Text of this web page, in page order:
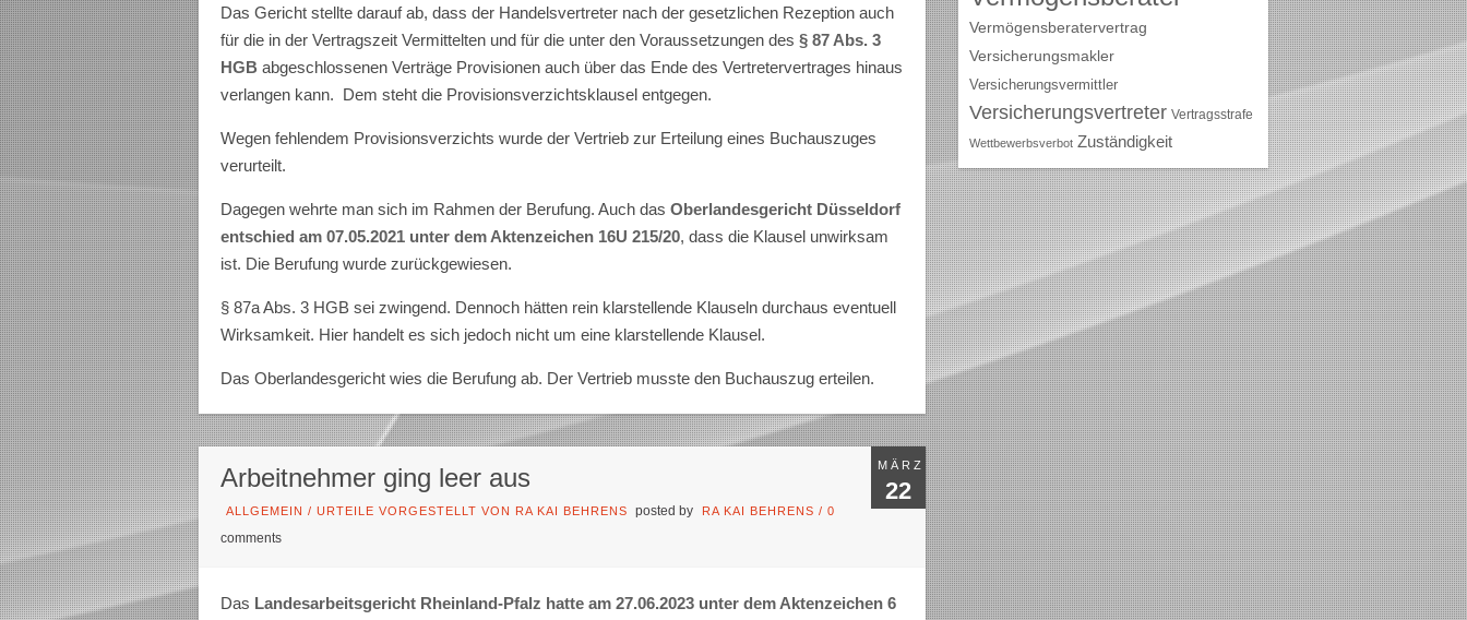
Das Gericht stellte darauf ab, dass der Handelsvertreter nach der gesetzlichen Rezeption auch
für die in der Vertragszeit Vermittelten und für die unter den Voraussetzungen des § 87 Abs. 3
HGB abgeschlossenen Verträge Provisionen auch über das Ende des Vertretervertrages hinaus
verlangen kann. Dem steht die Provisionsverzichtsklausel entgegen.
Wegen fehlendem Provisionsverzichts wurde der Vertrieb zur Erteilung eines Buchauszuges
verurteilt.
Dagegen wehrte man sich im Rahmen der Berufung. Auch das Oberlandesgericht Düsseldorf
entschied am 07.05.2021 unter dem Aktenzeichen 16U 215/20, dass die Klausel unwirksam
ist. Die Berufung wurde zurückgewiesen.
§ 87a Abs. 3 HGB sei zwingend. Dennoch hätten rein klarstellende Klauseln durchaus eventuell
Wirksamkeit. Hier handelt es sich jedoch nicht um eine klarstellende Klausel.
Das Oberlandesgericht wies die Berufung ab. Der Vertrieb musste den Buchauszug erteilen.
MÄRZ
22
Arbeitnehmer ging leer aus
ALLGEMEIN / URTEILE VORGESTELLT VON RA KAI BEHRENS posted by RA KAI BEHRENS / 0
comments
Das Landesarbeitsgericht Rheinland-Pfalz hatte am 27.06.2023 unter dem Aktenzeichen 6
Vermögensberatervertrag
Versicherungsmakler
Versicherungsvermittler
Versicherungsvertreter Vertragsstrafe
Wettbewerbsverbot Zuständigkeit